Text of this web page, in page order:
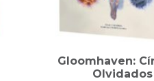
Gloomhaven:
Olvidados